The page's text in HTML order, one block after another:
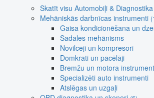
Skatīt visu Automobiļi & Diagnostika
Mehāniskās darbnīcas instrumenti
Gaisa kondicionēšana un
Sadales mehānisms
Novilcēji un kompresori
Domkrati un pacēlāji
Bremžu un motora
Specializēti auto instrumenti
Atslēgas un uzgaļi